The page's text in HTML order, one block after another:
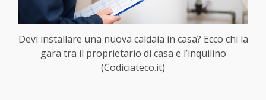
Devi installare una nuova caldaia in casa? Ecco chi la
gara tra il proprietario di casa e l’inquilino
(Codiciateco.it)